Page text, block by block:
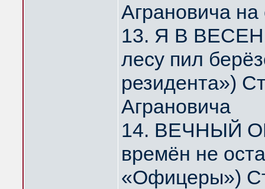
Аграновича
13. Я В
лесу пил
резидента»)
Аграновича
14. ВЕЧНЫЙ
времён не
«Офицеры»)